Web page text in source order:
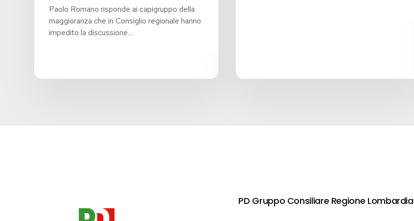
Paolo Romano risponde ai capigruppo della
maggioranza che in Consiglio regionale hanno
impedito la discussione…
PD Gruppo Consiliare Regione Lombardia